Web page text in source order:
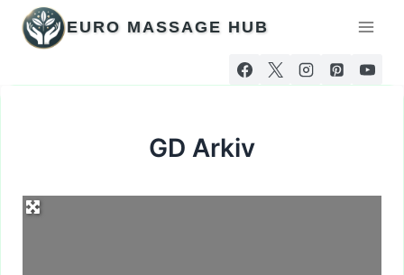
Hoppa
innehåll
EURO MASSAGE HUB
GD Arkiv